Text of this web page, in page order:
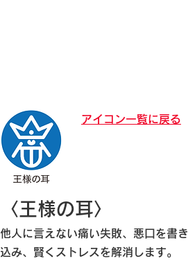
アイコン一覧に戻る
〈王様の耳〉
他人に言えない痛い失敗、悪口を書き
込み、賢くストレスを解消します。